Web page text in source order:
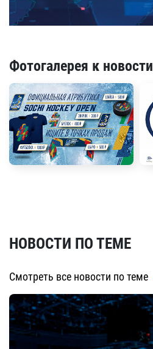
Фотогалерея к новости
НОВОСТИ ПО ТЕМЕ
Смотреть все новости по теме